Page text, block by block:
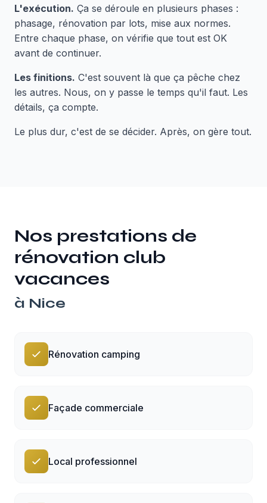
L'exécution. Ça se déroule en plusieurs phases :
phasage, rénovation par lots, mise aux normes.
Entre chaque phase, on vérifie que tout est OK
avant de continuer.
Les finitions. C'est souvent là que ça pêche chez
les autres. Nous, on y passe le temps qu'il faut. Les
détails, ça compte.
Le plus dur, c'est de se décider. Après, on gère tout.
Nos prestations de
rénovation club
vacances
à Nice
Rénovation camping
Façade commerciale
Local professionnel